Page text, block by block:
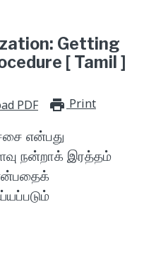
Getting
[ Tamil ]
PDF Print
என்பது
நன்றாக் இரத்தம்